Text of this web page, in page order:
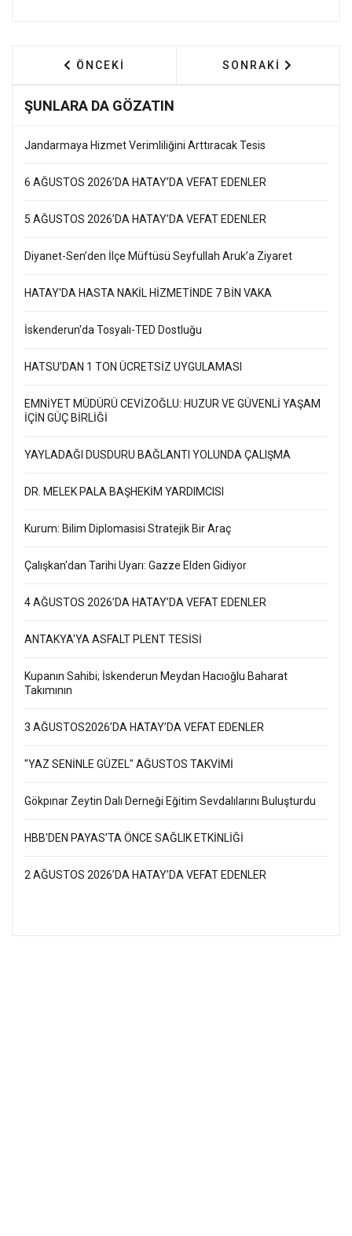
ÖNCEKI MAKALE: HATAY’DA ĞADİR HUM
ÖNCEKI SONRAKI MAKALE:
SONRAKI
ŞUNLARA DA GÖZATIN
Jandarmaya Hizmet Verimliliğini Arttıracak Tesis
6 AĞUSTOS 2026’DA HATAY’DA VEFAT EDENLER
5 AĞUSTOS 2026’DA HATAY’DA VEFAT EDENLER
Diyanet-Sen’den İlçe Müftüsü Seyfullah Aruk’a Ziyaret
HATAY'DA HASTA NAKİL HİZMETİNDE 7 BİN VAKA
İskenderun'da Tosyalı-TED Dostluğu
HATSU’DAN 1 TON ÜCRETSİZ UYGULAMASI
EMNİYET MÜDÜRÜ CEVİZOĞLU: HUZUR VE GÜVENLİ YAŞAM
İÇİN GÜÇ BİRLİĞİ
YAYLADAĞI DUSDURU BAĞLANTI YOLUNDA ÇALIŞMA
DR. MELEK PALA BAŞHEKİM YARDIMCISI
Kurum: Bilim Diplomasisi Stratejik Bir Araç
Çalışkan'dan Tarihi Uyarı: Gazze Elden Gidiyor
4 AĞUSTOS 2026’DA HATAY’DA VEFAT EDENLER
ANTAKYA'YA ASFALT PLENT TESİSİ
Kupanın Sahibi; İskenderun Meydan Hacıoğlu Baharat
Takımının
3 AĞUSTOS2026’DA HATAY’DA VEFAT EDENLER
"YAZ SENİNLE GÜZEL" AĞUSTOS TAKVİMİ
Gökpınar Zeytin Dalı Derneği Eğitim Sevdalılarını Buluşturdu
HBB'DEN PAYAS’TA ÖNCE SAĞLIK ETKİNLİĞİ
2 AĞUSTOS 2026’DA HATAY’DA VEFAT EDENLER